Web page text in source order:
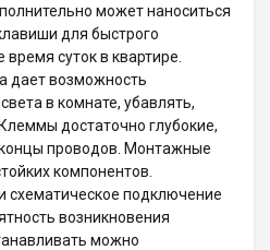
может наноситься
для быстрого
суток в квартире.
дает возможность
в комнате, убавлять,
достаточно глубокие,
проводов. Монтажные
компонентов.
схематическое подключение
возникновения
можно